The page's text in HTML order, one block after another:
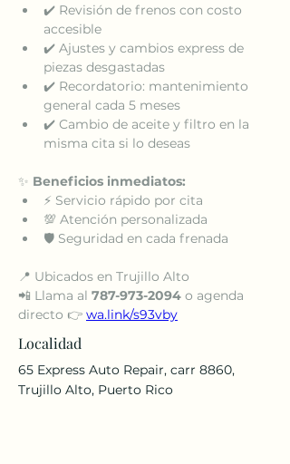
✔️ Revisión de frenos con costo
accesible
✔️ Ajustes y cambios express de
piezas desgastadas
✔️ Recordatorio: mantenimiento
general cada 5 meses
✔️ Cambio de aceite y filtro en la
misma cita si lo deseas
✨ Beneficios inmediatos:
⚡ Servicio rápido por cita
💯 Atención personalizada
🛡️ Seguridad en cada frenada
📍 Ubicados en Trujillo Alto
📲 Llama al 787-973-2094 o agenda
directo 👉 wa.link/s93vby
Localidad
65 Express Auto Repair, carr 8860,
Trujillo Alto, Puerto Rico